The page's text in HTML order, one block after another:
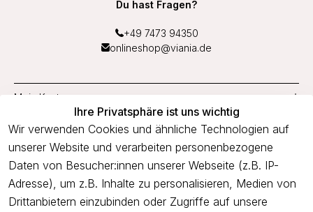
Ihre Privatsphäre ist uns wichtig
Wir verwenden Cookies und ähnliche Technologien auf
unserer Website und verarbeiten personenbezogene
Daten von Besucher:innen unserer Webseite (z.B. IP-
Adresse), um z.B. Inhalte zu personalisieren, Medien von
Drittanbietern einzubinden oder Zugriffe auf unsere
Du hast Fragen?
+49 7473 94350
onlineshop@viania.de
Mein Konto
Service
Unternehmen
Newsletter